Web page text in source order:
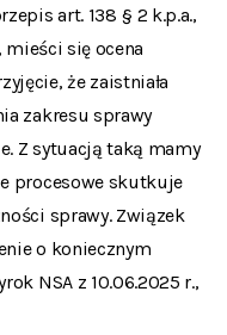
art. 138 § 2 k.p.a.,
mieści się ocena
że zaistniała
zakresu sprawy
Z sytuacją taką mamy
procesowe skutkuje
sprawy. Związek
o koniecznym
NSA z 10.06.2025 r.,